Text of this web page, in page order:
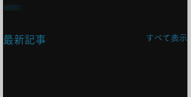
最新記事 すべて表示